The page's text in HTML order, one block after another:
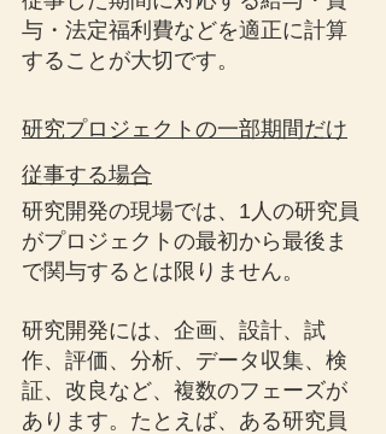
与・法定福利費などを適正に計算
することが大切です。
研究プロジェクトの一部期間だけ
従事する場合
研究開発の現場では、1人の研究員
がプロジェクトの最初から最後ま
で関与するとは限りません。
研究開発には、企画、設計、試
作、評価、分析、データ収集、検
証、改良など、複数のフェーズが
あります。たとえば、ある研究員